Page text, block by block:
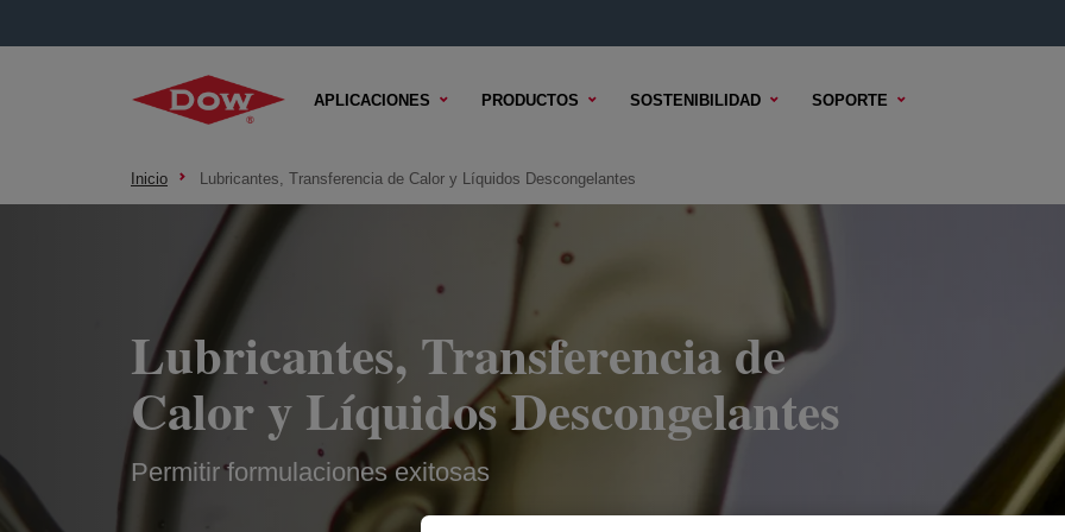
APLICACIONES PRODUCTOS SOSTENIBILIDAD SOPORTE
Inicio Lubricantes, Transferencia de Calor y Líquidos Descongelantes
Lubricantes, Transferencia de
Calor y Líquidos Descongelantes
Permitir formulaciones exitosas